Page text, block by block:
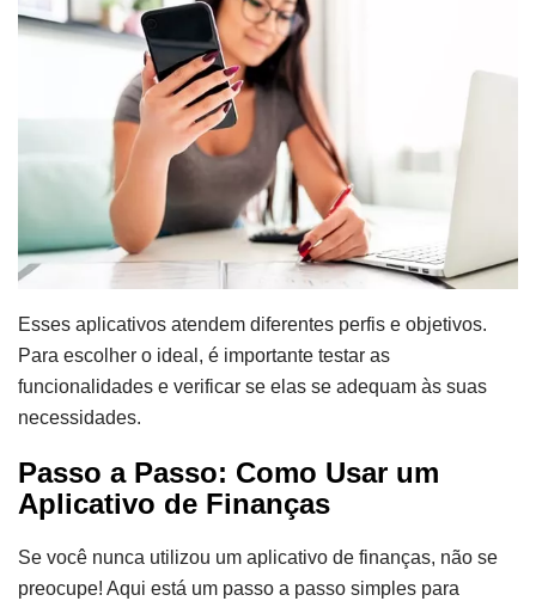
Esses aplicativos atendem diferentes perfis e objetivos.
Para escolher o ideal, é importante testar as
funcionalidades e verificar se elas se adequam às suas
necessidades.
Passo a Passo: Como Usar um
Aplicativo de Finanças
Se você nunca utilizou um aplicativo de finanças, não se
preocupe! Aqui está um passo a passo simples para